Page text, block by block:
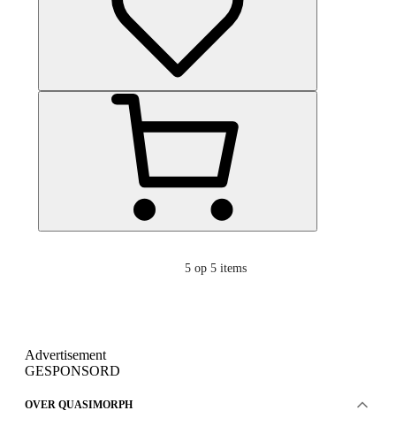
5 op 5 items
Advertisement
GESPONSORD
OVER QUASIMORPH